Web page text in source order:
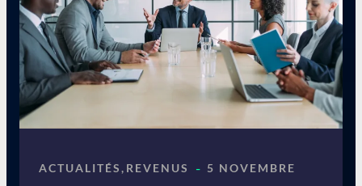
ACTUALITÉS, REVENUS - 5 NOVEMBRE